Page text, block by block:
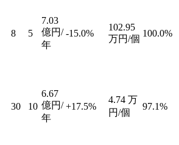
8 5
7.03
億円/
年
-15.0%
102.95
万円/個
100.0%
30 10
6.67
億円/
年
+17.5%
4.74 万
円/個
97.1%